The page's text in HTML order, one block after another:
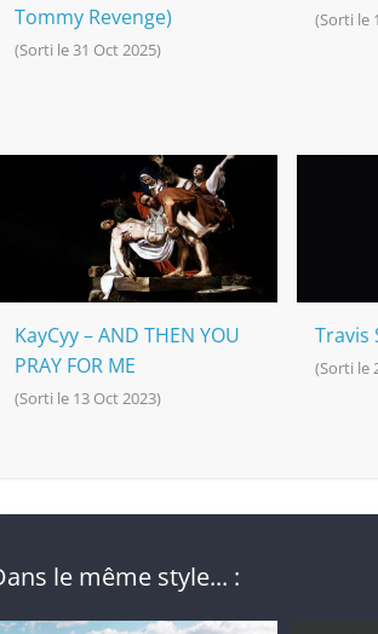
Tommy Revenge)
(Sorti le 31 Oct 2025)
(Sorti le
KayCyy – AND THEN YOU
PRAY FOR ME
(Sorti le 13 Oct 2023)
Travis
(Sorti le
le même style... :